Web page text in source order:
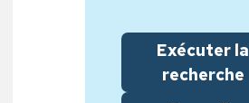
Exécuter la
recherche